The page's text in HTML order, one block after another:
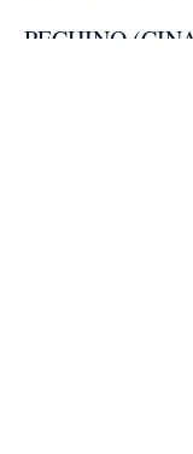
PECHINO